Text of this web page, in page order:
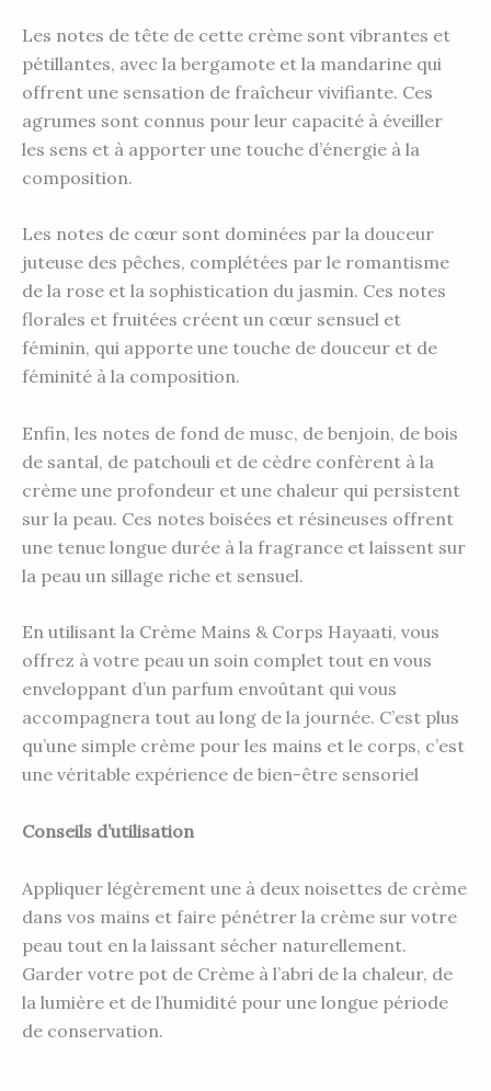
Les notes de tête de cette crème sont vibrantes et
pétillantes, avec la bergamote et la mandarine qui
offrent une sensation de fraîcheur vivifiante. Ces
agrumes sont connus pour leur capacité à éveiller
les sens et à apporter une touche d’énergie à la
composition.
Les notes de cœur sont dominées par la douceur
juteuse des pêches, complétées par le romantisme
de la rose et la sophistication du jasmin. Ces notes
florales et fruitées créent un cœur sensuel et
féminin, qui apporte une touche de douceur et de
féminité à la composition.
Enfin, les notes de fond de musc, de benjoin, de bois
de santal, de patchouli et de cèdre confèrent à la
crème une profondeur et une chaleur qui persistent
sur la peau. Ces notes boisées et résineuses offrent
une tenue longue durée à la fragrance et laissent sur
la peau un sillage riche et sensuel.
En utilisant la Crème Mains & Corps Hayaati, vous
offrez à votre peau un soin complet tout en vous
enveloppant d’un parfum envoûtant qui vous
accompagnera tout au long de la journée. C’est plus
qu’une simple crème pour les mains et le corps, c’est
une véritable expérience de bien-être sensoriel
Conseils d’utilisation
Appliquer légèrement une à deux noisettes de crème
dans vos mains et faire pénétrer la crème sur votre
peau tout en la laissant sécher naturellement.
Garder votre pot de Crème à l’abri de la chaleur, de
la lumière et de l’humidité pour une longue période
de conservation.